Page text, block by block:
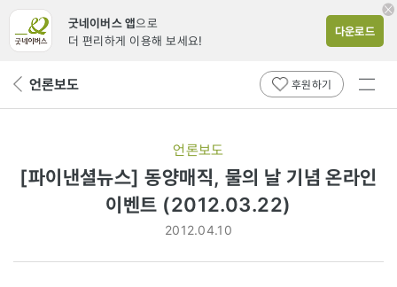
굿네이버스 앱으로
더 편리하게 이용해 보세요!
다운로드
뒤 언론보도 후원하기
전체
언론보도
[파이낸셜뉴스] 동양매직, 물의 날 기념 온라인
이벤트 (2012.03.22)
2012.04.10